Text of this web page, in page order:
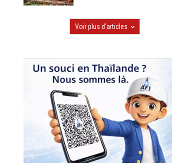
Voir plus d'articles